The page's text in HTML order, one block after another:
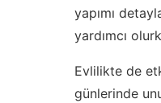
yapımı
yardımcı
Evlilikte de
günlerinde